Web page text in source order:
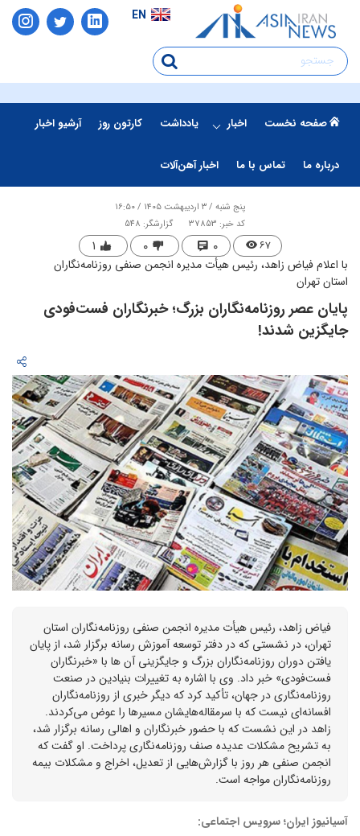
EN
صفحه نخست اخبار یادداشت کارتون روز آرشیو اخبار
درباره ما تماس با ما اخبار آهن‌آلات
پنج شنبه / ۳ اردیبهشت ۱۴۰۵ / ۱۶:۵۰
کد خبر: 37853
گزارشگر: 548
۶۷ ۰ ۰ ۱
با اعلام فیاض زاهد، رئیس هیأت مدیره انجمن صنفی روزنامه‌نگاران
استان تهران
پایان عصر روزنامه‌نگاران بزرگ؛ خبرنگاران فست‌فودی
جایگزین شدند!
فیاض زاهد، رئیس هیأت مدیره انجمن صنفی روزنامه‌نگاران استان
تهران، در نشستی که در دفتر توسعه آموزش رسانه برگزار شد، از پایان
یافتن دوران روزنامه‌نگاران بزرگ و جایگزینی آن ها با «خبرنگاران
فست‌فودی» خبر داد. وی با اشاره به تغییرات بنیادین در صنعت
روزنامه‌نگاری در جهان، تأکید کرد که دیگر خبری از روزنامه‌نگاران
افسانه‌ای نیست که با سرمقاله‌هایشان مسیرها را عوض می‌کردند.
زاهد در این نشست که با حضور خبرنگاران و اهالی رسانه برگزار شد،
به تشریح مشکلات عدیده صنف روزنامه‌نگاری پرداخت. او گفت که
انجمن صنفی هر روز با گزارش‌هایی از تعدیل، اخراج و مشکلات بیمه
روزنامه‌نگاران مواجه است.
آسیانیوز ایران؛ سرویس اجتماعی: